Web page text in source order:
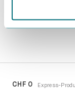
CHF 0 Express-